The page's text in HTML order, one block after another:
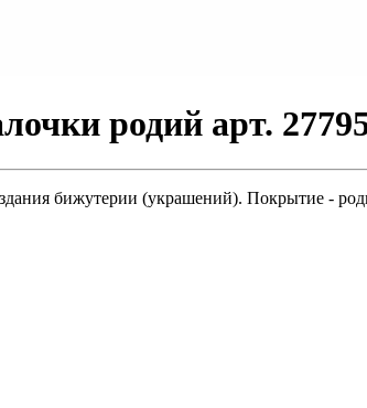
родий арт.
бижутерии (украшений). Покрытие -